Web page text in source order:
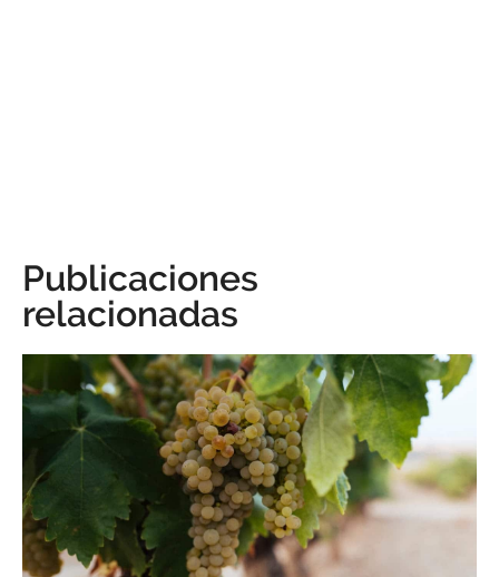
Publicaciones
relacionadas